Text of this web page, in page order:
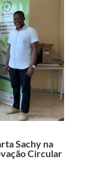
Sachy na
Circular